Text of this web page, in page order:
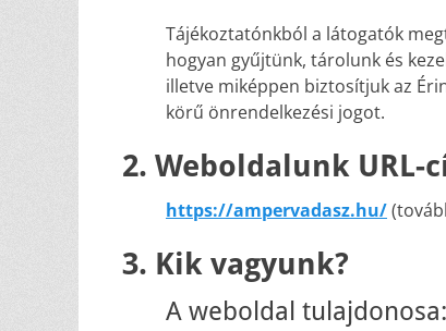
Tájékoztatónkból a látogatók
hogyan gyűjtünk, tárolunk és
illetve miképpen biztosítjuk az
körű önrendelkezési jogot.
2. Weboldalunk URL-
https://ampervadasz.hu/
3. Kik vagyunk?
A weboldal tulajdonosa: